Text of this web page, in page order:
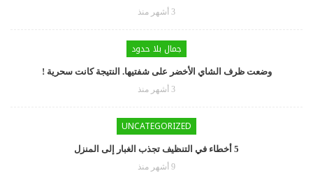
3 أشهر منذ
جمال بلا حدود
وضعت ظرف الشاي الأخضر على شفتيها. النتيجة كانت سحرية !
3 أشهر منذ
UNCATEGORIZED
5 أخطاء في التنظيف تجذب الغبار إلى المنزل
9 أشهر منذ